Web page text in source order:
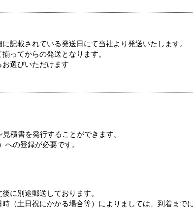
記載されている発送日にて当社より発送いたします。
ってからの発送となります。
選びいただけます
積書を発行することができます。
の登録が必要です。
に別途郵送しております。
（土日祝にかかる場合等）によりましては、到着まで